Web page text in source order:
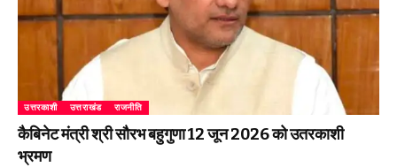
उत्तरकाशी उत्तराखंड राजनीति
कैबिनेट मंत्री श्री सौरभ बहुगुणा 12 जून 2026 को उतरकाशी
भ्रमण